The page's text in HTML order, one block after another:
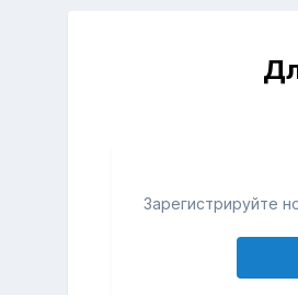
Зарегистрируйте